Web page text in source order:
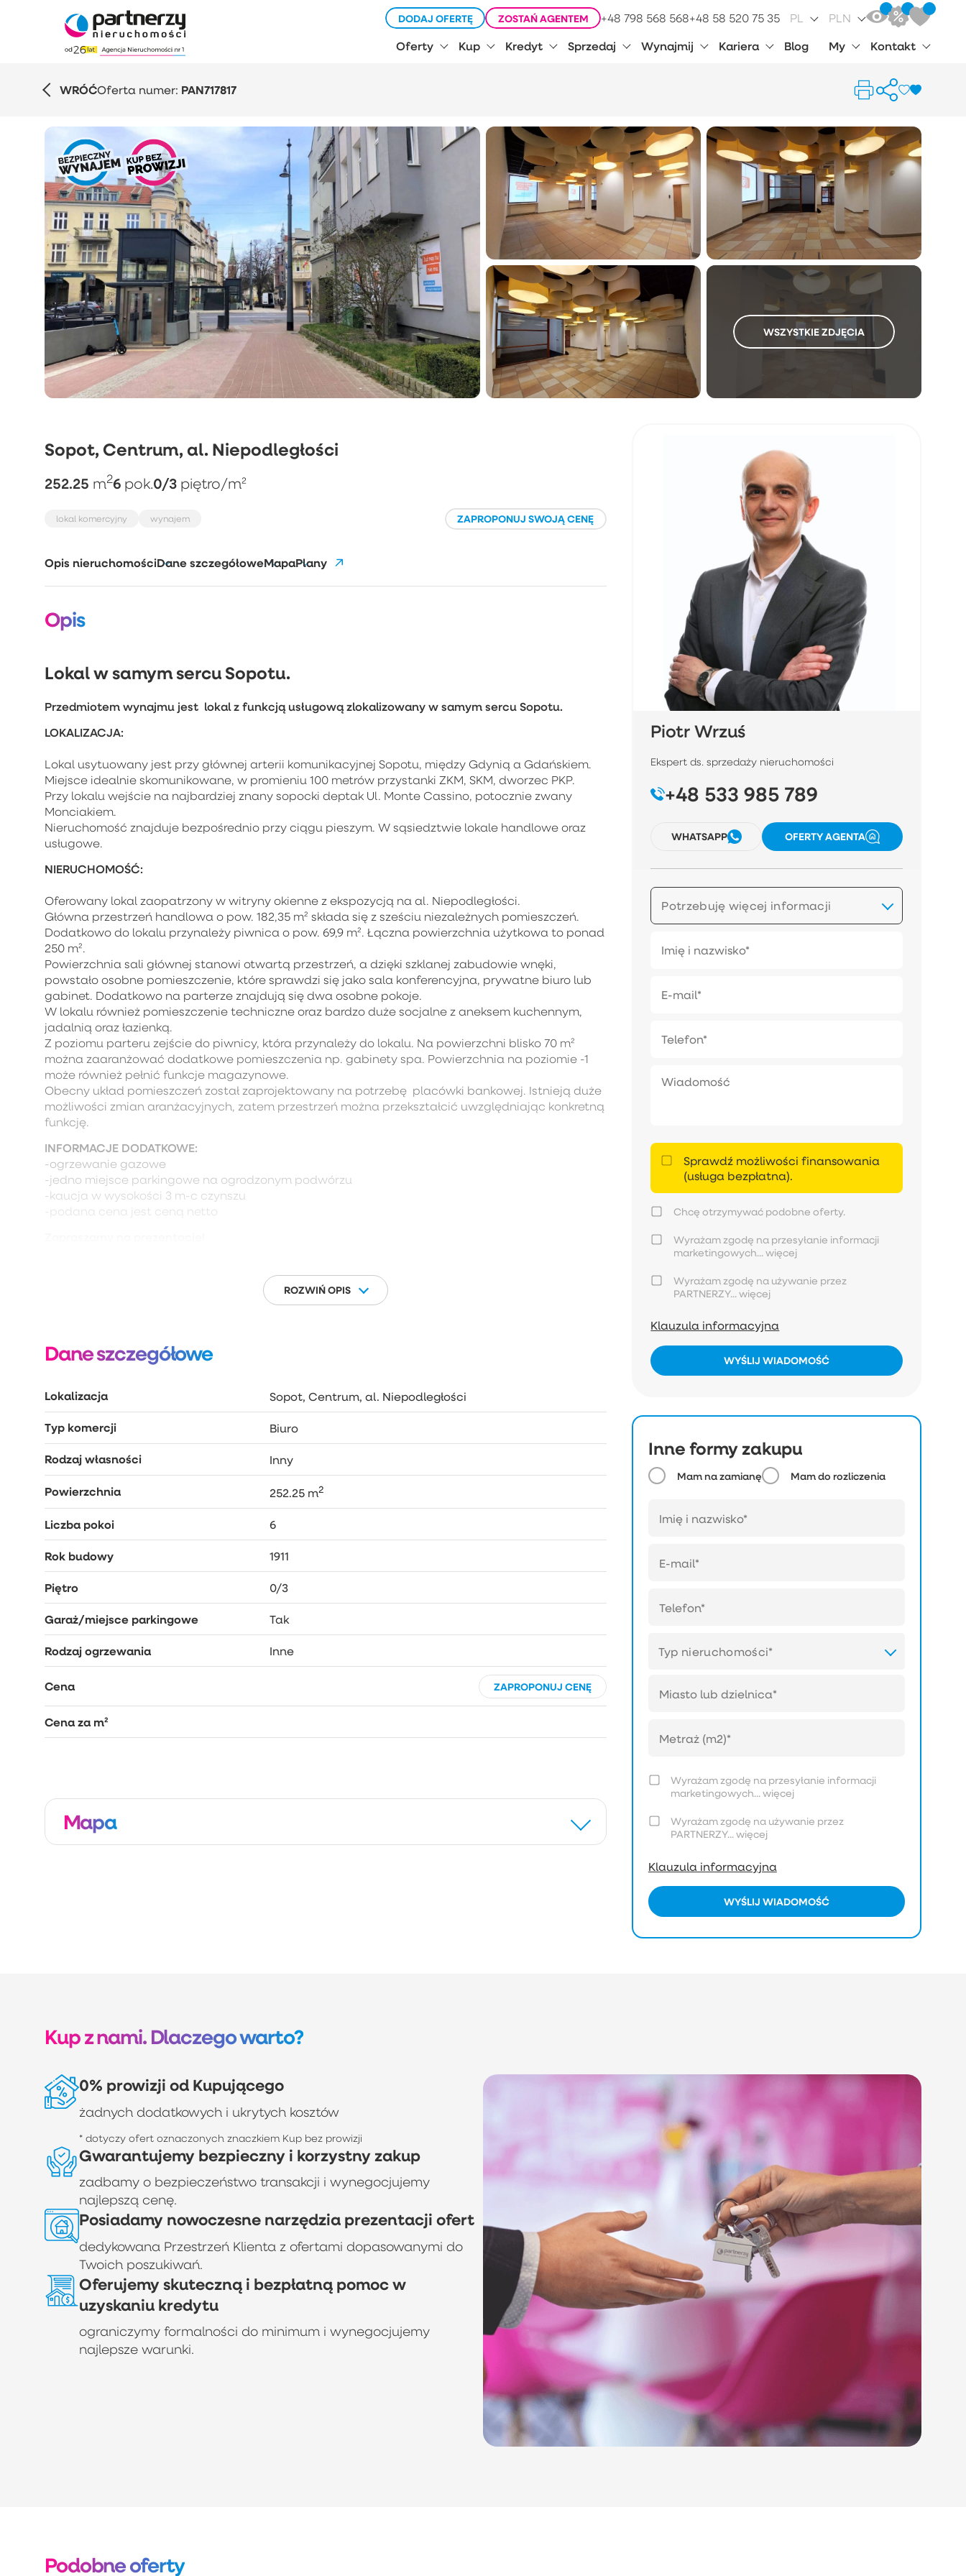
DODAJ OFERTĘ ZOSTAŃ AGENTEM +48 798 568 568+48 58 520 75 35 PL PLN
Oferty Kup Kredyt Sprzedaj Wynajmij Kariera Blog My Kontakt
WRÓĆOferta numer: PAN717817
WSZYSTKIE ZDJĘCIA
Sopot, Centrum, al. Niepodległości
252.25 m26 pok.0/3 piętro/m²
lokal komercyjny wynajem ZAPROPONUJ SWOJĄ CENĘ
Opis nieruchomościDane szczegółoweMapaPlany
Opis
Lokal w samym sercu Sopotu.
Przedmiotem wynajmu jest lokal z funkcją usługową zlokalizowany w samym sercu Sopotu.
LOKALIZACJA:
Lokal usytuowany jest przy głównej arterii komunikacyjnej Sopotu, między Gdynią a Gdańskiem.
Miejsce idealnie skomunikowane, w promieniu 100 metrów przystanki ZKM, SKM, dworzec PKP.
Przy lokalu wejście na najbardziej znany sopocki deptak Ul. Monte Cassino, potocznie zwany
Monciakiem.
Nieruchomość znajduje bezpośrednio przy ciągu pieszym. W sąsiedztwie lokale handlowe oraz
usługowe.
NIERUCHOMOŚĆ:
Oferowany lokal zaopatrzony w witryny okienne z ekspozycją na al. Niepodległości.
Główna przestrzeń handlowa o pow. 182,35 m² składa się z sześciu niezależnych pomieszczeń.
Dodatkowo do lokalu przynależy piwnica o pow. 69,9 m². Łączna powierzchnia użytkowa to ponad
250 m².
Powierzchnia sali głównej stanowi otwartą przestrzeń, a dzięki szklanej zabudowie wnęki,
powstało osobne pomieszczenie, które sprawdzi się jako sala konferencyjna, prywatne biuro lub
gabinet. Dodatkowo na parterze znajdują się dwa osobne pokoje.
W lokalu również pomieszczenie techniczne oraz bardzo duże socjalne z aneksem kuchennym,
jadalnią oraz łazienką.
Z poziomu parteru zejście do piwnicy, która przynależy do lokalu. Na powierzchni blisko 70 m²
można zaaranżować dodatkowe pomieszczenia np. gabinety spa. Powierzchnia na poziomie -1
może również pełnić funkcje magazynowe.
Obecny układ pomieszczeń został zaprojektowany na potrzebę placówki bankowej. Istnieją duże
możliwości zmian aranżacyjnych, zatem przestrzeń można przekształcić uwzględniając konkretną
funkcję.
INFORMACJE DODATKOWE:
-ogrzewanie gazowe
-jedno miejsce parkingowe na ogrodzonym podwórzu
-kaucja w wysokości 3 m-c czynszu
-podana cena jest ceną netto
ROZWIŃ OPIS
Dane szczegółowe
Lokalizacja Sopot, Centrum, al. Niepodległości
Typ komercji Biuro
Rodzaj własności Inny
Powierzchnia 252.25 m2
Liczba pokoi 6
Rok budowy 1911
Piętro 0/3
Garaż/miejsce parkingowe Tak
Rodzaj ogrzewania Inne
Cena ZAPROPONUJ CENĘ
Cena za m²
Mapa
Piotr Wrzuś
Ekspert ds. sprzedaży nieruchomości
+48 533 985 789
WHATSAPP OFERTY AGENTA
Potrzebuję więcej informacji
Sprawdź możliwości finansowania
(usługa bezpłatna).
Chcę otrzymywać podobne oferty.
Wyrażam zgodę na przesyłanie informacji
marketingowych... więcej
Wyrażam zgodę na używanie przez
PARTNERZY... więcej
Klauzula informacyjna
WYŚLIJ WIADOMOŚĆ
Inne formy zakupu
Mam na zamianę Mam do rozliczenia
Typ nieruchomości*
Wyrażam zgodę na przesyłanie informacji
marketingowych...więcej
Wyrażam zgodę na używanie przez
PARTNERZY...więcej
Klauzula informacyjna
WYŚLIJ WIADOMOŚĆ
Kup z nami. Dlaczego warto?
0% prowizji od Kupującego
żadnych dodatkowych i ukrytych kosztów
* dotyczy ofert oznaczonych znaczkiem Kup bez prowizji
Gwarantujemy bezpieczny i korzystny zakup
zadbamy o bezpieczeństwo transakcji i wynegocjujemy
najlepszą cenę.
Posiadamy nowoczesne narzędzia prezentacji ofert
dedykowana Przestrzeń Klienta z ofertami dopasowanymi do
Twoich poszukiwań.
Oferujemy skuteczną i bezpłatną pomoc w
uzyskaniu kredytu
ograniczymy formalności do minimum i wynegocjujemy
najlepsze warunki.
Podobne oferty